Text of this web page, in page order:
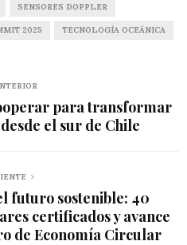
SENSORES DOPPLER
2025 TECNOLOGÍA OCEÁNICA
para transformar
el sur de Chile
futuro sostenible: 40
certificados y avance
de Economía Circular